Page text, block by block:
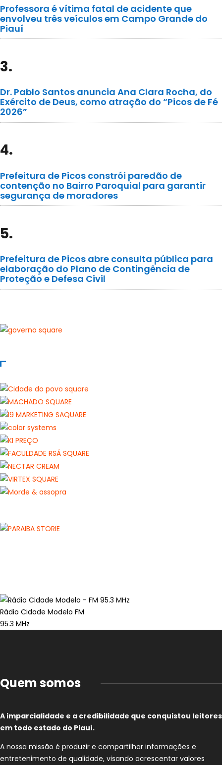
Professora é vítima fatal de acidente que
envolveu três veículos em Campo Grande do
Piauí
3.
Dr. Pablo Santos anuncia Ana Clara Rocha, do
Exército de Deus, como atração do “Picos de Fé
2026”
4.
Prefeitura de Picos constrói paredão de
contenção no Bairro Paroquial para garantir
segurança de moradores
5.
Prefeitura de Picos abre consulta pública para
elaboração do Plano de Contingência de
Proteção e Defesa Civil
Rádio Cidade Modelo FM
95.3 MHz
Quem somos
A imparcialidade e a credibilidade que conquistou leitores
em todo estado do Piauí.
A nossa missão é produzir e compartilhar informações e
entretenimento de qualidade, visando acrescentar valores